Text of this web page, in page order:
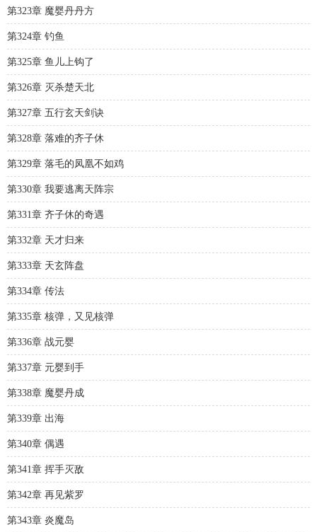
第323章 魔婴丹丹方
第324章 钓鱼
第325章 鱼儿上钩了
第326章 灭杀楚天北
第327章 五行玄天剑诀
第328章 落难的齐子休
第329章 落毛的凤凰不如鸡
第330章 我要逃离天阵宗
第331章 齐子休的奇遇
第332章 天才归来
第333章 天玄阵盘
第334章 传法
第335章 核弹，又见核弹
第336章 战元婴
第337章 元婴到手
第338章 魔婴丹成
第339章 出海
第340章 偶遇
第341章 挥手灭敌
第342章 再见紫罗
第343章 炎魔岛